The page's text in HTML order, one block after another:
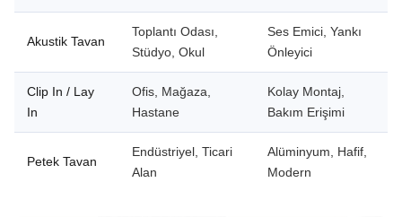
Akustik Tavan
Toplantı Odası,
Stüdyo, Okul
Ses Emici, Yankı
Önleyici
Clip In / Lay
In
Ofis, Mağaza,
Hastane
Kolay Montaj,
Bakım Erişimi
Petek Tavan
Endüstriyel, Ticari
Alan
Alüminyum, Hafif,
Modern